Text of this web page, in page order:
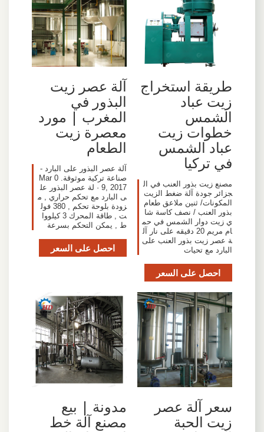
طريقة استخراج
زيت عباد
الشمس
خطوات زيت
عباد الشمس
في تركيا
مصنع زيت بذور العنب في ال
جزائر جودة آلة ضغط الزيت
المكونات/ ثنين ملاعق طعام
بذور العنب / نصف كاسة شا
ي زيت دوار الشمس في حم
ام مريم 20 دقيقه على نار آل
ة عصر زيت بذور العنب على
البارد مع تحيات
احصل على السعر
آلة عصر زيت
البذور في
المغرب | مورد
معصرة زيت
الطعام
آلة عصر البذور على البارد -
صناعة تركية موثوقة. Mar 0
9, 2017 · لة عصر البذور عل
ى البارد مع تحكم حراري , م
زودة بلوحة تحكم , 380 فول
ت , طاقة المحرك 3 كيلووا
ط , يمكن التحكم بسرعة
احصل على السعر
سعر آلة عصر
زيت الحبة
مدونة | بيع
مصنع آلة خط